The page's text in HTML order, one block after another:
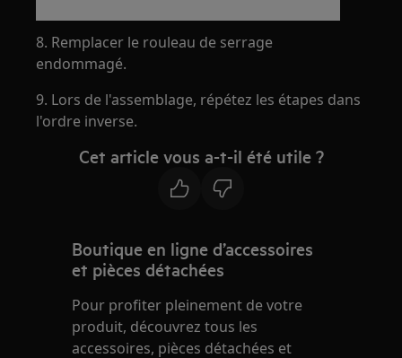
8. Remplacer le rouleau de serrage
endommagé.
9. Lors de l'assemblage, répétez les étapes dans
l'ordre inverse.
Cet article vous a-t-il été utile ?
Boutique en ligne d’accessoires
et pièces détachées
Pour profiter pleinement de votre
produit, découvrez tous les
accessoires, pièces détachées et